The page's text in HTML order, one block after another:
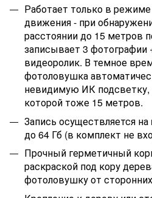
Работает только в
движения - при
расстоянии до 15 метров
записывает 3 фотографии
видеоролик. В темное
фотоловушка
невидимую ИК подсветку,
которой тоже 15 метров.
Запись осуществляется
до 64 Гб (в комплект не
Прочный герметичный
раскраской под кору
фотоловушку от сторонних